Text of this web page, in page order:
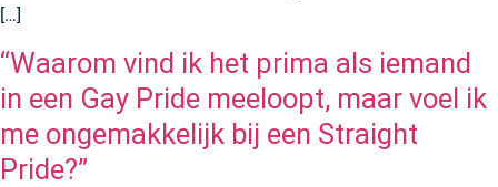
[…]
“Waarom vind ik het prima als iemand
in een Gay Pride meeloopt, maar voel ik
me ongemakkelijk bij een Straight
Pride?”